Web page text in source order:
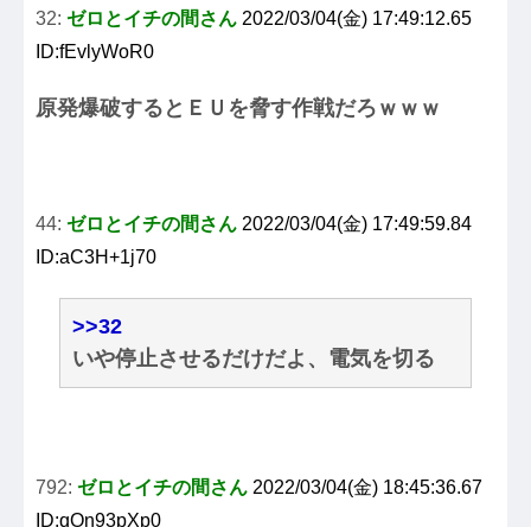
32: ゼロとイチの間さん 2022/03/04(金) 17:49:12.65
ID:fEvlyWoR0
原発爆破するとＥＵを脅す作戦だろｗｗｗ
44: ゼロとイチの間さん 2022/03/04(金) 17:49:59.84
ID:aC3H+1j70
>>32
いや停止させるだけだよ、電気を切る
792: ゼロとイチの間さん 2022/03/04(金) 18:45:36.67
ID:qOn93pXp0